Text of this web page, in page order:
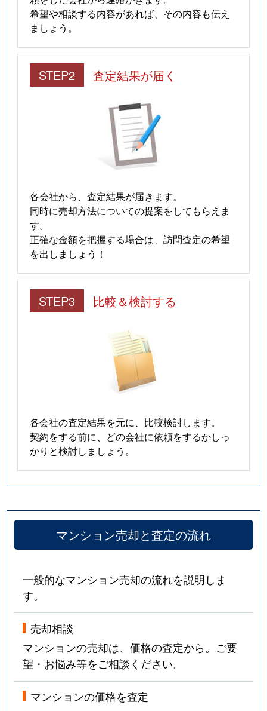
希望や相談する内容があれば、その内容も伝え
ましょう。
STEP2 査定結果が届く
各会社から、査定結果が届きます。
同時に売却方法についての提案をしてもらえま
す。
正確な金額を把握する場合は、訪問査定の希望
を出しましょう！
STEP3 比較＆検討する
各会社の査定結果を元に、比較検討します。
契約をする前に、どの会社に依頼をするかしっ
かりと検討しましょう。
マンション売却と査定の流れ
一般的なマンション売却の流れを説明しま
す。
売却相談
マンションの売却は、価格の査定から。ご要
望・お悩み等をご相談ください。
マンションの価格を査定